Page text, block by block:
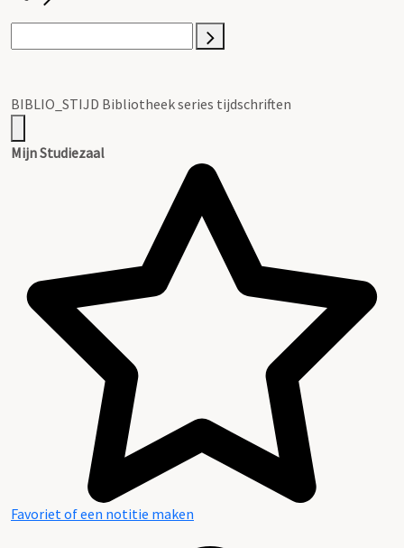
BIBLIO_STIJD Bibliotheek series tijdschriften
Mijn Studiezaal
Favoriet of een notitie maken